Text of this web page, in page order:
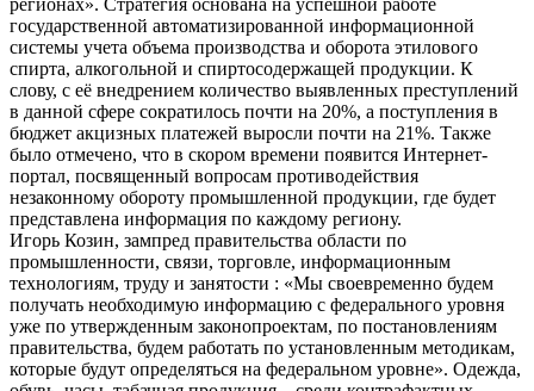
государственной автоматизированной информационной
системы учета объема производства и оборота этилового
спирта, алкогольной и спиртосодержащей продукции. К
слову, с её внедрением количество выявленных преступлений
в данной сфере сократилось почти на 20%, а поступления в
бюджет акцизных платежей выросли почти на 21%. Также
было отмечено, что в скором времени появится Интернет-
портал, посвященный вопросам противодействия
незаконному обороту промышленной продукции, где будет
представлена информация по каждому региону.
Игорь Козин, зампред правительства области по
промышленности, связи, торговле, информационным
технологиям, труду и занятости : «Мы своевременно будем
получать необходимую информацию с федерального уровня
уже по утвержденным законопроектам, по постановлениям
правительства, будем работать по установленным методикам,
которые будут определяться на федеральном уровне». Одежда,